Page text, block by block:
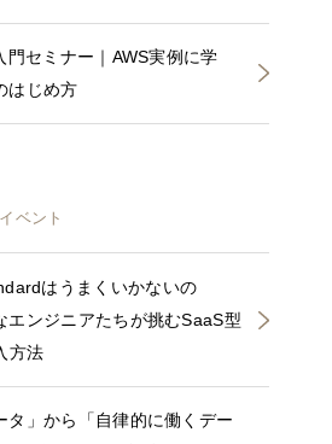
門セミナー｜AWS実例に学
はじめ方
ベント
はうまくいかないの
エンジニアたちが挑むSaaS型
方法
タ」から「自律的に働くデー